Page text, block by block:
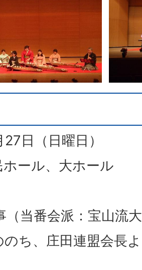
日（日曜日）
ール、大ホール
（当番会派：宝山流
のち、庄田連盟会長